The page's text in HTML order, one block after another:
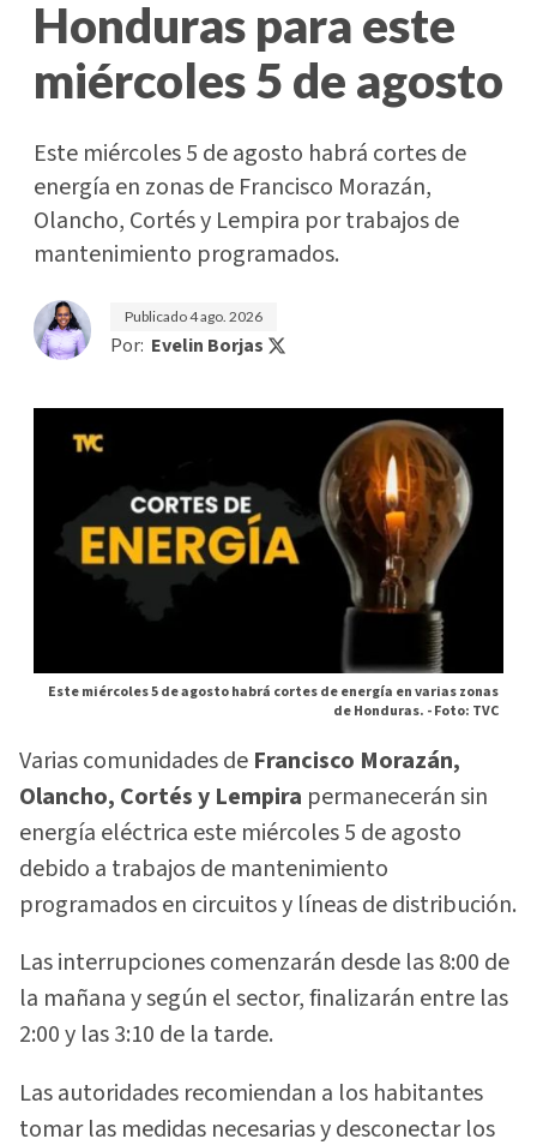
Honduras para este
miércoles 5 de agosto
Este miércoles 5 de agosto habrá cortes de
energía en zonas de Francisco Morazán,
Olancho, Cortés y Lempira por trabajos de
mantenimiento programados.
Publicado4 ago. 2026
Por: Evelin Borjas
Este miércoles 5 de agosto habrá cortes de energía en varias zonas
de Honduras. -Foto: TVC
Varias comunidades de Francisco Morazán,
Olancho, Cortés y Lempira permanecerán sin
energía eléctrica este miércoles 5 de agosto
debido a trabajos de mantenimiento
programados en circuitos y líneas de distribución.
Las interrupciones comenzarán desde las 8:00 de
la mañana y según el sector, finalizarán entre las
2:00 y las 3:10 de la tarde.
Las autoridades recomiendan a los habitantes
tomar las medidas necesarias y desconectar los